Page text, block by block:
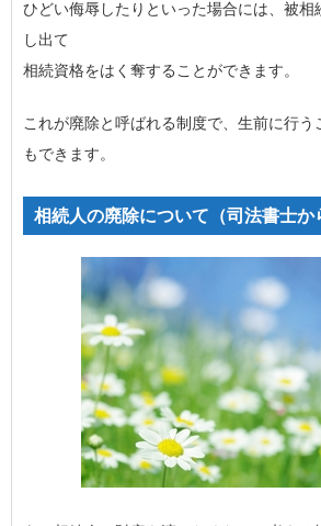
ひどい侮辱したりといった場合には、被相
し出て
相続資格をはく奪することができます。
これが廃除と呼ばれる制度で、生前に行う
もできます。
相続人の廃除について（司法書士か